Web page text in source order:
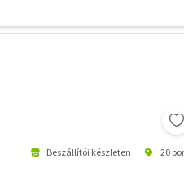
Beszállítói készleten 20